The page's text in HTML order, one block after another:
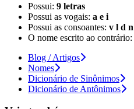
Possui: 9 letras
Possui as vogais: a e i
Possui as consoantes: v l d n
O nome escrito ao contrário:
Blog / Artigos
Nomes
Dicionário de Sinônimos
Dicionário de Antônimos